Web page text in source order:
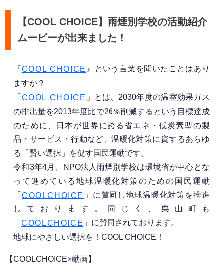
【COOL CHOICE】雨煙別学校の活動紹介
ムービーが出来ました！
『COOL CHOICE 』という言葉を聞いたことはあり
ますか？
「 COOL CHOICE 」とは、2030年度の温室効果ガス
の排出量を2013年度比で26％削減するという目標達成
のために、日本が世界に誇る省エネ・低炭素型の製
品・サービス・行動など、温暖化対策に資するあらゆ
る「賢い選択」を促す国民運動です。
令和3年4月、NPO法人雨煙別学校は環境省が中心とな
って進めている地球温暖化対策のための国民運動
「COOLCHOICE 」に賛同し地球温暖化対策を推進
しております。同じく、栗山町も
「COOLCHOICE 」に賛同されております。
地球にやさしい選択を！COOL CHOICE！
【COOLCHOICE×動画】